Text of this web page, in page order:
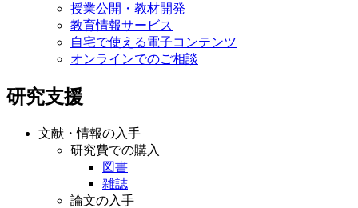
授業公開・教材開発
教育情報サービス
自宅で使える電子コンテンツ
オンラインでのご相談
研究支援
文献・情報の入手
研究費での購入
図書
雑誌
論文の入手